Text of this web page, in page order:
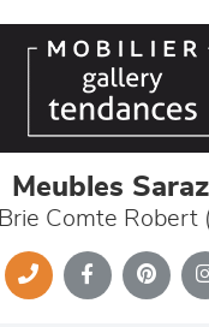
Meubles
Brie Comte Robert